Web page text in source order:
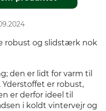
robust og slidstærk nok
den er lidt for varm til
er robust,
er derfor ideel til
i koldt vintervejr og